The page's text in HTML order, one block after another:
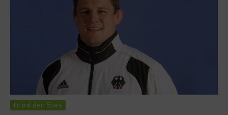
Fit mit den Stars